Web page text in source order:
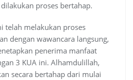
proses bertahap.
telah melakukan proses
dengan wawancara langsung,
penerima manfaat
3 KUA ini. Alhamdulillah,
secara bertahap dari mulai